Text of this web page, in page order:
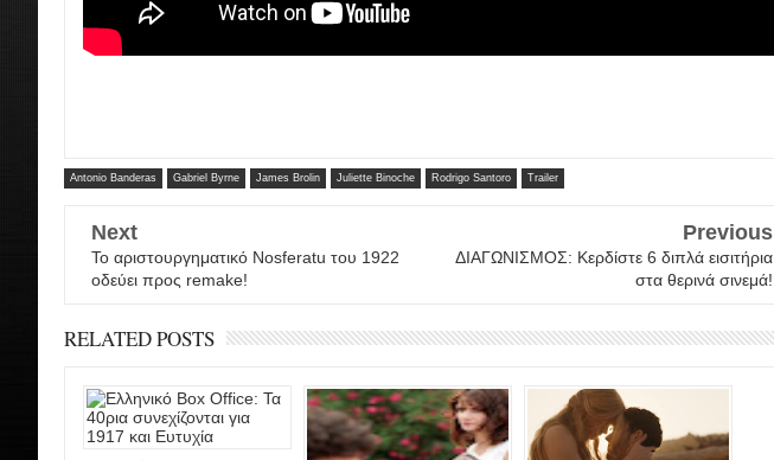
Antonio Banderas Gabriel Byrne James Brolin Juliette Binoche Rodrigo Santoro Trailer
Next
Το αριστουργηματικό Nosferatu του 1922
οδεύει προς remake!
Previous
ΔΙΑΓΩΝΙΣΜΟΣ: Κερδίστε 6 διπλά εισιτήρια
στα θερινά σινεμά!
RELATED POSTS